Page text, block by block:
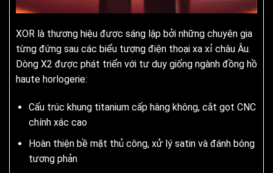
XOR là thương hiệu được sáng lập bởi những chuyên gia
từng đứng sau các biểu tượng điện thoại xa xỉ châu Âu.
Dòng X2 được phát triển với tư duy giống ngành đồng hồ
haute horlogerie:
Cấu trúc khung titanium cấp hàng không, cắt gọt CNC
chính xác cao
Hoàn thiện bề mặt thủ công, xử lý satin và đánh bóng
tương phản